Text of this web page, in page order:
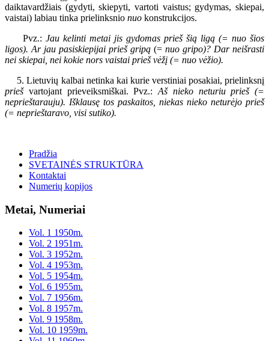
daiktavardžiais (gydyti, skiepyti, vartoti vaistus; gydymas, skiepai,
vaistai) labiau tinka prielinksnio nuo konstrukcijos.
Pvz.: Jau kelinti metai jis gydomas prieš šią ligą (= nuo šios
ligos). Ar jau pasiskiepijai prieš gripą (= nuo gripo)? Dar neišrasti
nei skiepai, nei kokie nors vaistai prieš vėžį (= nuo vėžio).
5. Lietuvių kalbai netinka kai kurie verstiniai posakiai, prielinksnį
priešvartojant prieveiksmiškai. Pvz.: Aš nieko neturiu prieš (=
neprieštarauju). Išklausę tos paskaitos, niekas nieko neturėjo prieš
(= neprieštaravo, visi sutiko).
Pradžia
SVETAINĖS STRUKTŪRA
Kontaktai
Numerių kopijos
Metai, Numeriai
Vol. 1 1950m.
Vol. 2 1951m.
Vol. 3 1952m.
Vol. 4 1953m.
Vol. 5 1954m.
Vol. 6 1955m.
Vol. 7 1956m.
Vol. 8 1957m.
Vol. 9 1958m.
Vol. 10 1959m.